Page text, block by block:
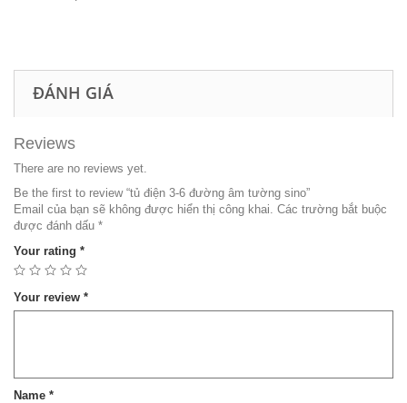
ĐÁNH GIÁ
Reviews
There are no reviews yet.
Be the first to review “tủ điện 3-6 đường âm tường sino”
Email của bạn sẽ không được hiển thị công khai. Các trường bắt buộc
được đánh dấu *
Your rating *
Your review *
Name *